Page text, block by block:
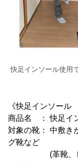
快足インソール使用
《快足インソール
商品名 ： 快足イ
対象の靴： 中敷き
グ靴など
(革靴、ヒー